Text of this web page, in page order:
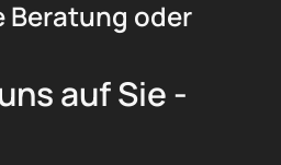
Beratung oder
auf Sie -